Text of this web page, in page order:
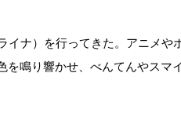
ナ）を行ってきた。アニメや
鳴り響かせ、べんてんやスマ